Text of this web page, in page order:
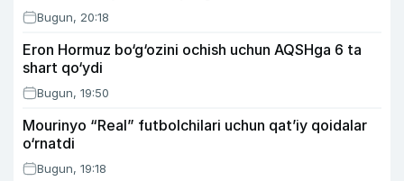
Bugun, 20:18
Eron Hormuz bo‘g‘ozini ochish uchun AQSHga 6 ta
shart qo‘ydi
Bugun, 19:50
Mourinyo “Real” futbolchilari uchun qat’iy qoidalar
o‘rnatdi
Bugun, 19:18